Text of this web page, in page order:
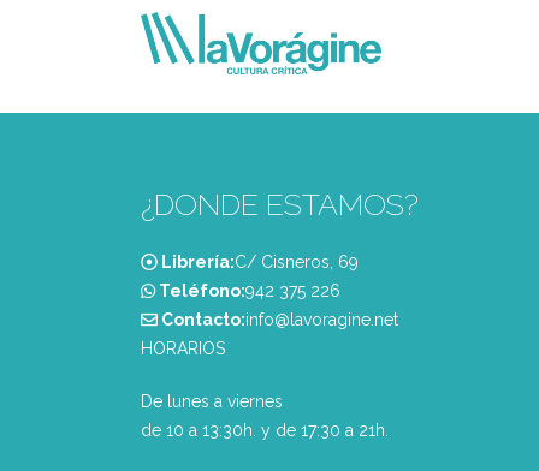
¿DONDE ESTAMOS?
Librería:C/ Cisneros, 69
Teléfono:‭942 375 226‬
Contacto:info@lavoragine.net
HORARIOS
De lunes a viernes
de 10 a 13:30h. y de 17:30 a 21h.